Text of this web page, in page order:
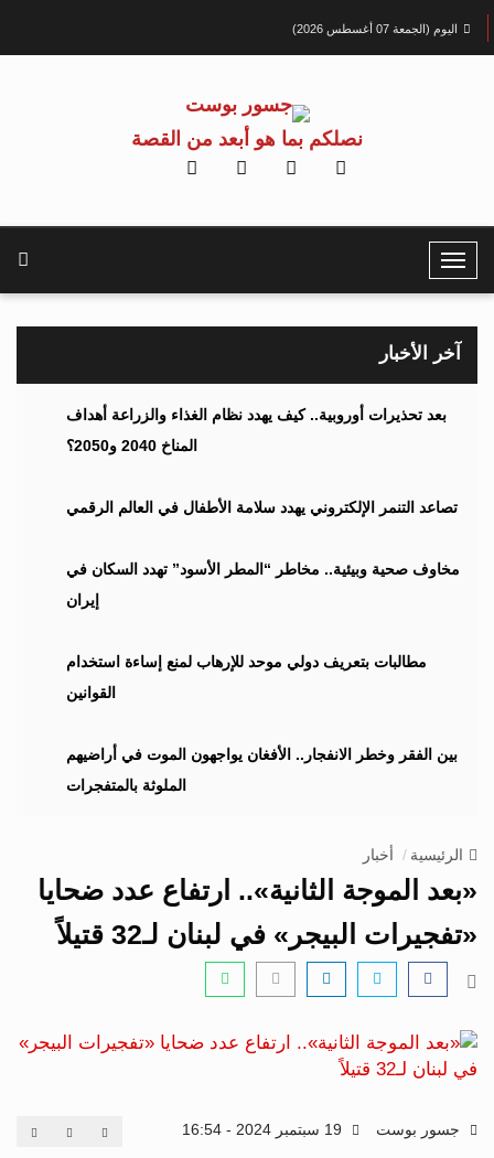
اليوم (الجمعة 07 أغسطس 2026)
نصلكم بما هو أبعد من القصة
T
o
g
N
i
t
آخر الأخبار
بعد تحذيرات أوروبية.. كيف يهدد نظام الغذاء والزراعة أهداف
المناخ 2040 و2050؟
تصاعد التنمر الإلكتروني يهدد سلامة الأطفال في العالم الرقمي
مخاوف صحية وبيئية.. مخاطر “المطر الأسود” تهدد السكان في
إيران
مطالبات بتعريف دولي موحد للإرهاب لمنع إساءة استخدام
القوانين
بين الفقر وخطر الانفجار.. الأفغان يواجهون الموت في أراضيهم
الملوثة بالمتفجرات
الرئيسية أخبار
«بعد الموجة الثانية».. ارتفاع عدد ضحايا
«تفجيرات البيجر» في لبنان لـ32 قتيلاً
جسور بوست